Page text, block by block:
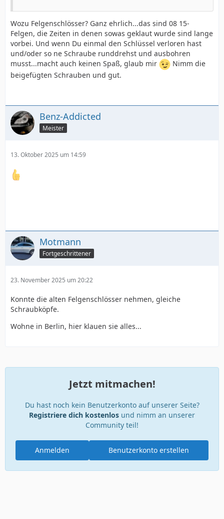
Wozu Felgenschlösser? Ganz ehrlich...das sind 08 15-
Felgen, die Zeiten in denen sowas geklaut wurde sind lange
vorbei. Und wenn Du einmal den Schlüssel verloren hast
und/oder so ne Schraube runddrehst und ausbohren
musst...macht auch keinen Spaß, glaub mir
Nimm die
beigefügten Schrauben und gut.
Benz-Addicted
Meister
13. Oktober 2025 um 14:59
Motmann
Fortgeschrittener
23. November 2025 um 20:22
Konnte die alten Felgenschlösser nehmen, gleiche
Schraubköpfe.
Wohne in Berlin, hier klauen sie alles...
Jetzt mitmachen!
Du hast noch kein Benutzerkonto auf unserer Seite?
Registriere dich kostenlos und nimm an unserer
Community teil!
Benutzerkonto erstellen
Anmelden